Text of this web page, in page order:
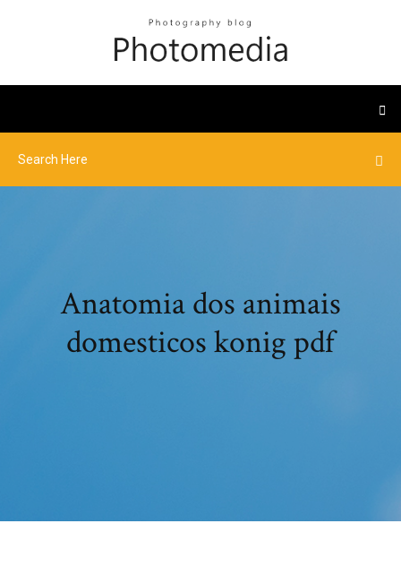
Anatomia dos animais
domesticos konig pdf